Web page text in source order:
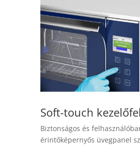
Soft-touch
Biztonságos és
érintőképernyős üvegpanel